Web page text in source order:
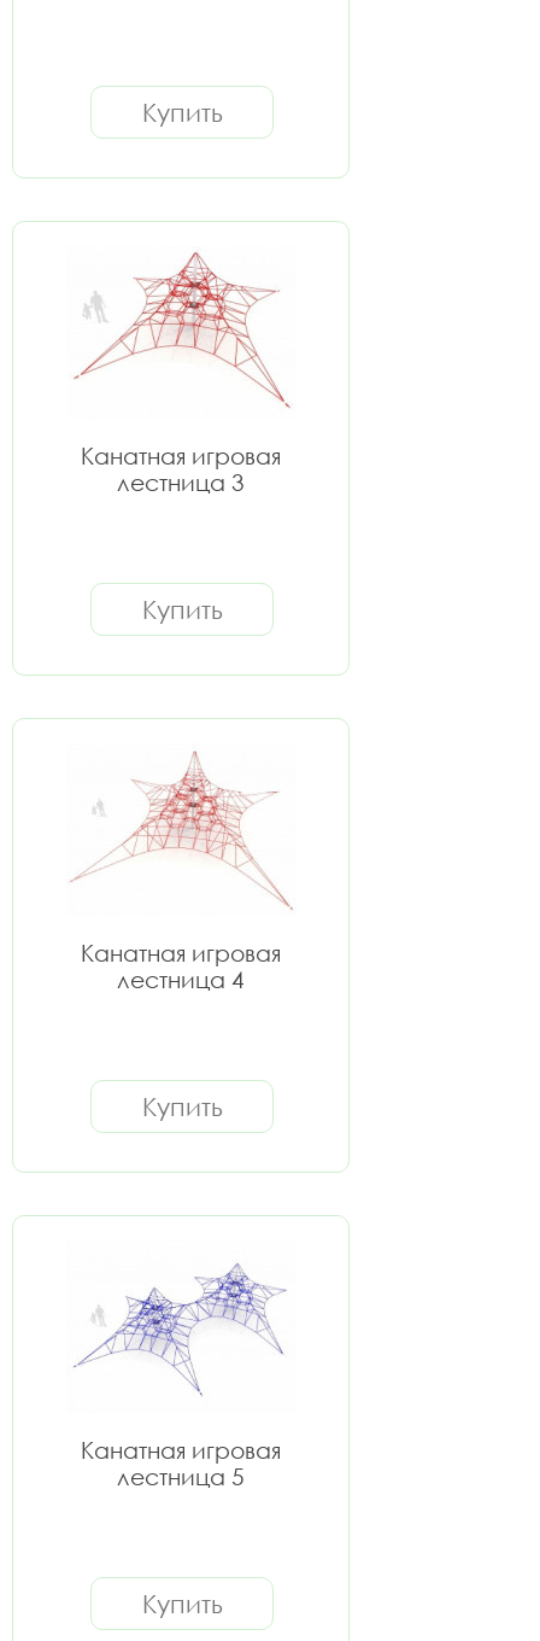
Купить
Канатная игровая
лестница 3
Купить
Канатная игровая
лестница 4
Купить
Канатная игровая
лестница 5
Купить